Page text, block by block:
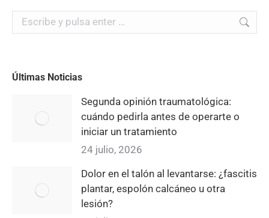
Buscar:
Últimas Noticias
Segunda opinión traumatológica:
cuándo pedirla antes de operarte o
iniciar un tratamiento
24 julio, 2026
Dolor en el talón al levantarse: ¿fascitis
plantar, espolón calcáneo u otra
lesión?